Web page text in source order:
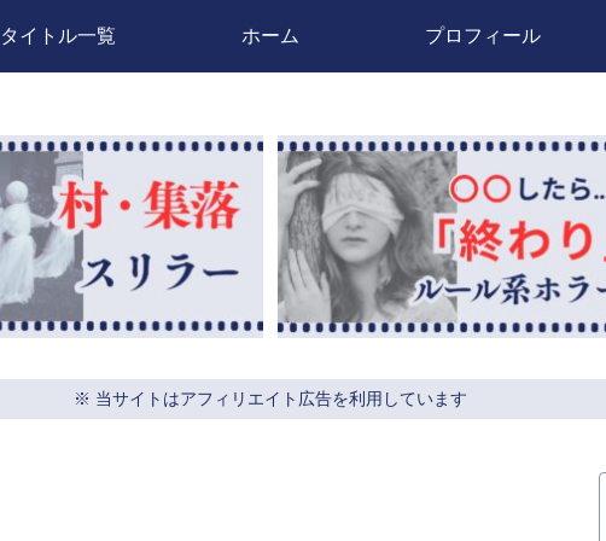
タイトル一覧 ホーム プロフィール
※ 当サイトはアフィリエイト広告を利用しています